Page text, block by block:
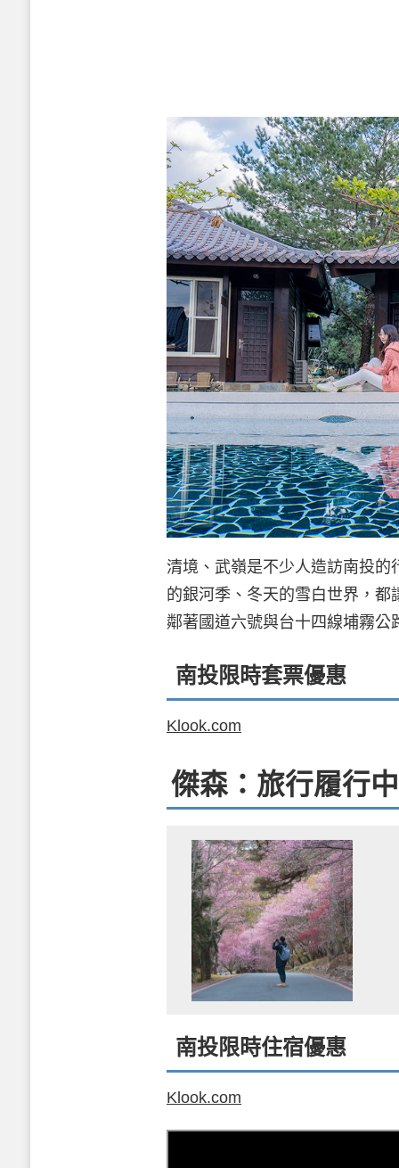
清境、武嶺是不少人造訪南投
的銀河季、冬天的雪白世界，
鄰著國道六號與台十四線埔霧
南投限時套票優惠
Klook.com
傑森：旅行履行中
南投限時住宿優惠
Klook.com